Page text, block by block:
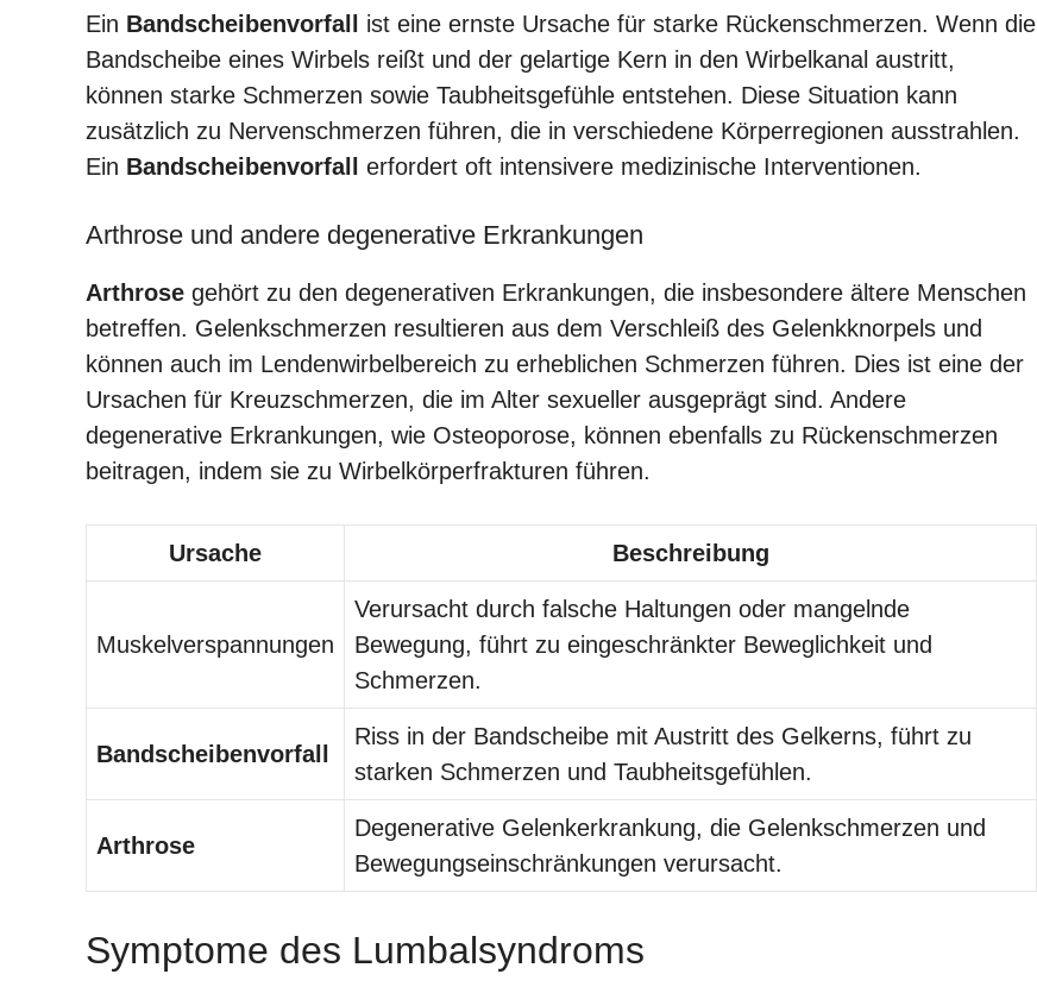
Ein Bandscheibenvorfall
ist eine ernste Ursache für starke Rückenschmerzen. Wenn die
Bandscheibe eines Wirbels reißt und der gelartige Kern in den Wirbelkanal austritt,
können starke Schmerzen sowie Taubheitsgefühle entstehen. Diese Situation kann
zusätzlich zu Nervenschmerzen führen, die in verschiedene Körperregionen ausstrahlen.
Ein Bandscheibenvorfall erfordert oft intensivere medizinische Interventionen.
Arthrose und andere degenerative Erkrankungen
Arthrose gehört zu den degenerativen Erkrankungen, die insbesondere ältere Menschen
betreffen. Gelenkschmerzen resultieren aus dem Verschleiß des Gelenkknorpels und
können auch im Lendenwirbelbereich zu erheblichen Schmerzen führen. Dies ist eine der
Ursachen für Kreuzschmerzen, die im Alter sexueller ausgeprägt sind. Andere
degenerative Erkrankungen, wie Osteoporose, können ebenfalls zu Rückenschmerzen
beitragen, indem sie zu Wirbelkörperfrakturen führen.
Ursache Beschreibung
Muskelverspannungen
Verursacht durch falsche Haltungen oder mangelnde
Bewegung, führt zu eingeschränkter Beweglichkeit und
Schmerzen.
Bandscheibenvorfall
Riss in der Bandscheibe mit Austritt des Gelkerns, führt zu
starken Schmerzen und Taubheitsgefühlen.
Arthrose
Degenerative Gelenkerkrankung, die Gelenkschmerzen und
Bewegungseinschränkungen verursacht.
Symptome des Lumbalsyndroms